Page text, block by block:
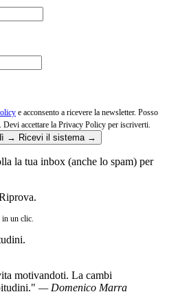
e acconsento a ricevere la newsletter. Posso
Devi accettare la Privacy Policy per iscriverti.
→ Ricevi il sistema →
la tua inbox (anche lo spam) per
un clic.
motivandoti. La cambi
— Domenico Marra